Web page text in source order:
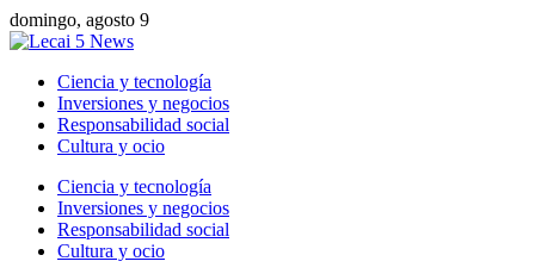
domingo, agosto 9
Ciencia y tecnología
Inversiones y negocios
Responsabilidad social
Cultura y ocio
Ciencia y tecnología
Inversiones y negocios
Responsabilidad social
Cultura y ocio